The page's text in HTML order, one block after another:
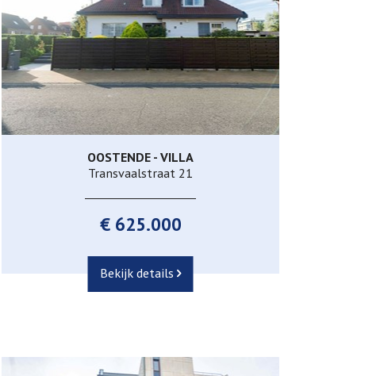
213 m² 5 2
OOSTENDE - VILLA
Transvaalstraat 21
€ 625.000
Bekijk details